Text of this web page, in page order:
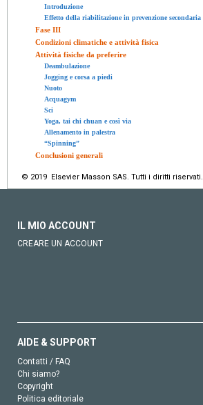
Introduzione
Effetto della riabilitazione in prevenzione secondaria
Fase III
Condizioni climatiche e attività fisica
Attività fisiche da preferire
Deambulazione
Jogging e corsa a piedi
Nuoto
Acquagym
Sci
Yoga, tai chi chuan e così via
Allenamento in palestra
“Spinning”
Conclusioni generali
© 2019 Elsevier Masson SAS. Tutti i diritti riservati.
IL MIO ACCOUNT
CREARE UN ACCOUNT
AIDE & SUPPORT
Contatti / FAQ
Chi siamo?
Copyright
Politica editoriale